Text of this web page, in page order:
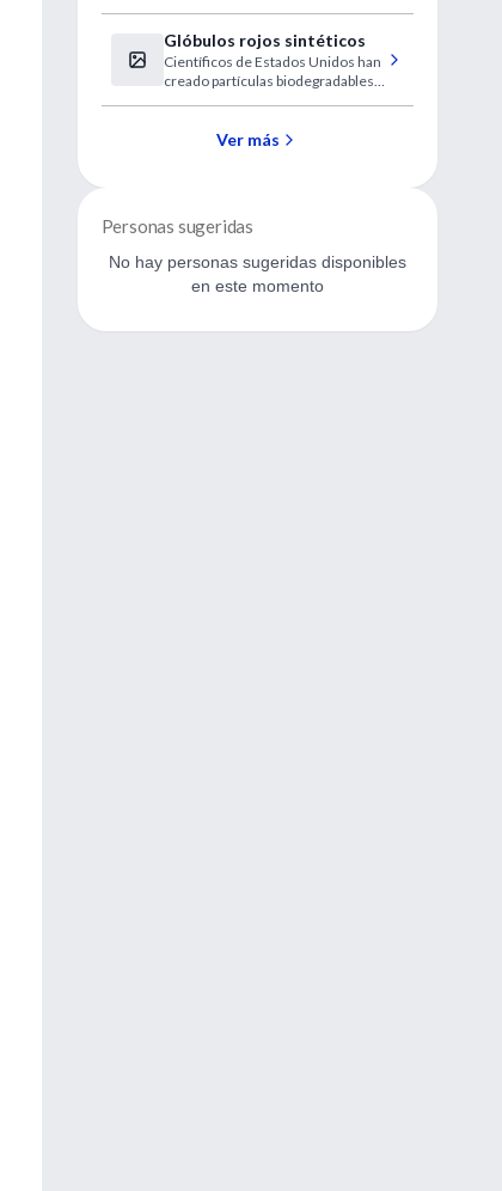
Glóbulos rojos sintéticos
Científicos de Estados Unidos han
creado partículas biodegradables y
Ver más
Personas sugeridas
No hay personas sugeridas disponibles
en este momento